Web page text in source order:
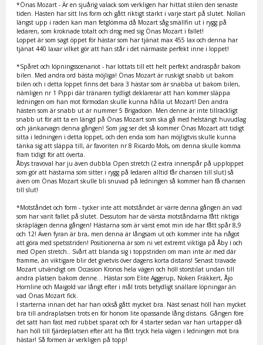
*Önas Mozart - Är en sjuårig valack som verkligen har hittat stilen den senaste
tiden. Hästen har sitt livs form och gått riktigt starkt i varje start på slutet. Nollan
längst upp i raden kan man fetglömma då Mozart såg smällfin ut i rygg på
ledaren, som kroknade totalt och drog med sig Önas Mozart i fallet!
Loppet är som sagt öppet för hästar som har tjänat max 455 lax och denna har
tjänat 440 laxar vilket gör att han står i det närmaste perfekt inne i loppet!
*Spåret och löpningsscenariot - har lottats till ett helt perfekt andraspår bakom
bilen. Med andra ord bästa möjliga! Önas Mozart är ruskigt snabb ut bakom
bilen och i detta loppet finns det bara 3 hästar som är snabba ut bakom bilen,
nämligen nr 1 Pippi där tränaren tydligt deklarerar att han kommer släppa
ledningen om han mot förmodan skulle kunna hålla ut Mozart! Den andra
hästen som är snabb ut är nummer 5 Brigadoon. Men denne är inte tillräckligt
snabb ut för att ta en längd på Önas Mozart som ska gå med helstängt huvudlag
och jänkarvagn denna gången! Som jag ser det så kommer Önas Mozart att tidigt
sitta i ledningen i detta loppet, och den enda som han möjligtvis skulle kunna
tänka sig att släppa till, är favoriten nr 8 Ricardo Mols, om denna skulle komma
fram tidigt för att överta.
Åbys travoval har ju även dubbla Open stretch (2 extra innerspår på upploppet
som gör att hästarna som sitter i rygg på ledaren alltid får chansen till slut) så
även om Önas Mozart skulle bli snuvad på ledningen så kommer han få chansen
till slut!
*Motståndet och form - tycker inte att motståndet är värre denna gången än vad
som har varit fallet på slutet. Dessutom har de värsta motståndarna fått riktiga
skräplägen denna gången! Hästarna som är värst emot min ide har fått spår 8,9
och 12! Även fyran är bra, men denna är långsam ut och kommer inte ha något
att göra med spetsstriden! Positionerna är som ni vet extremt viktiga på Åby i och
med Open stretch.. Svårt att blanda sig i toppstriden om man inte är med där
framme, än viktigare blir det givetvis över dagens korta distans! Senast travade
Mozart utvändigt om Occasion Kronos hela vägen och höll storstilat undan till
andra platsen bakom denne... Hästar som Elite Aggerup, Noken Fräkkert, Åjo
Hornline och Maigold var långt efter i mål trots betydligt snällare löpningar än
vad Önas Mozart fick.
I starterna innan det har han också gått mycket bra. Näst senast höll han mycket
bra till andraplatsen trots en för honom lite opassande lång distans. Gången före
det satt han fast med rubbet sparat och för 4 starter sedan var han urtapper då
han höll till fjärdeplatsen efter att ha fått tryck hela vägen i ledningen mot bra
hästar! Så formen är verkligen på topp!